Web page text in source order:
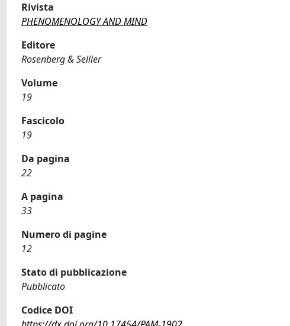
Rivista
PHENOMENOLOGY AND MIND
Editore
Rosenberg & Sellier
Volume
19
Fascicolo
19
Da pagina
22
A pagina
33
Numero di pagine
12
Stato di pubblicazione
Pubblicato
Codice DOI